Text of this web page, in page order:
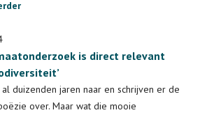
over
graden
opwarming
sterft
zo’n
is direct relevant
duizenden jaren naar en schrijven er de
over. Maar wat die mooie